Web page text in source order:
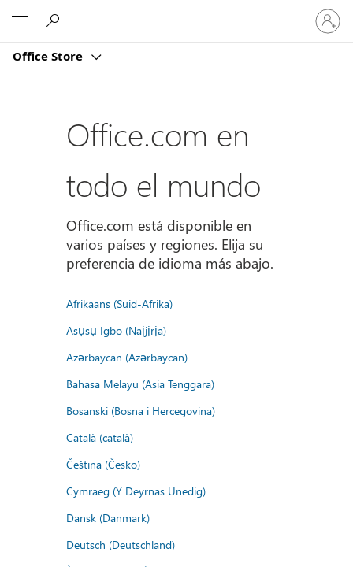
Office Store
Iniciar
sesión
en
cuenta
Office.com en
todo el mundo
Office.com está disponible en
varios países y regiones. Elija su
preferencia de idioma más abajo.
Afrikaans (Suid-Afrika)
Asụsụ Igbo (Naịjịrịa)
Azərbaycan (Azərbaycan)
Bahasa Melayu (Asia Tenggara)
Bosanski (Bosna i Hercegovina)
Català (català)
Čeština (Česko)
Cymraeg (Y Deyrnas Unedig)
Dansk (Danmark)
Deutsch (Deutschland)